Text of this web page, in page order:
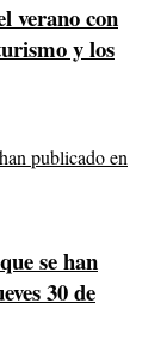
verano con
y los
se han
30 de